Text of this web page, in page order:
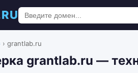
› grantlab.ru
grantlab.ru —